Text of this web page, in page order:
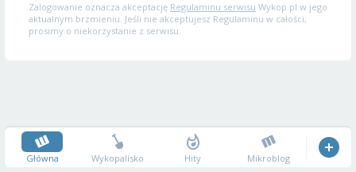
Zalogowanie oznacza akceptację Regulaminu serwisu Wykop.pl w jego
aktualnym brzmieniu. Jeśli nie akceptujesz Regulaminu w całości,
prosimy o niekorzystanie z serwisu.
Główna Wykopalisko Hity Mikroblog